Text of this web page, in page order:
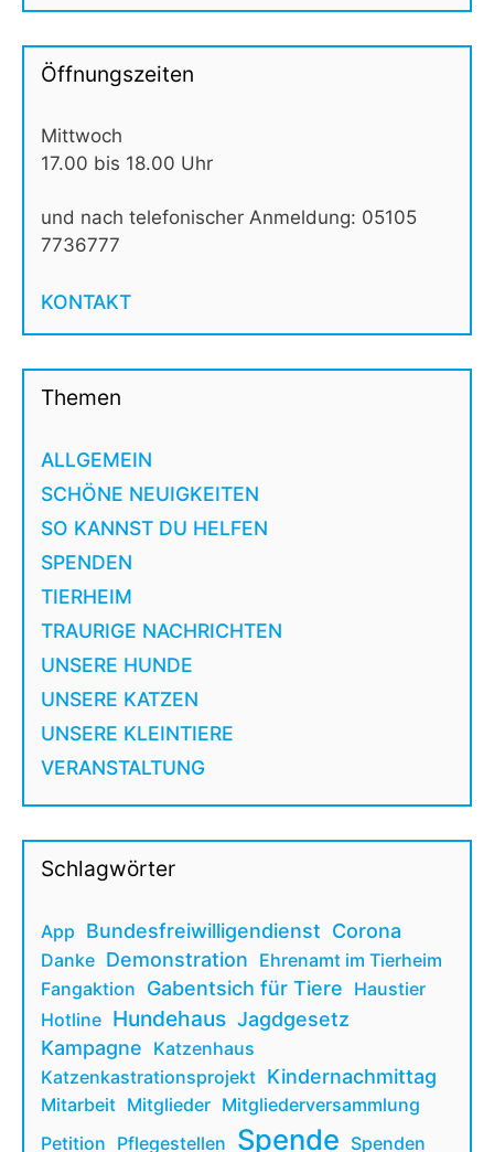
Öffnungszeiten
Mittwoch
17.00 bis 18.00 Uhr
und nach telefonischer Anmeldung: 05105
7736777
KONTAKT
Themen
ALLGEMEIN
SCHÖNE NEUIGKEITEN
SO KANNST DU HELFEN
SPENDEN
TIERHEIM
TRAURIGE NACHRICHTEN
UNSERE HUNDE
UNSERE KATZEN
UNSERE KLEINTIERE
VERANSTALTUNG
Schlagwörter
App Bundesfreiwilligendienst Corona
Danke Demonstration Ehrenamt im Tierheim
Fangaktion Gabentsich für Tiere Haustier
Hotline Hundehaus Jagdgesetz
Kampagne Katzenhaus
Katzenkastrationsprojekt Kindernachmittag
Mitarbeit Mitglieder Mitgliederversammlung
Petition Pflegestellen Spende Spenden